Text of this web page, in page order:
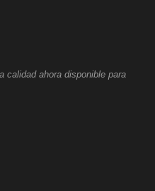
calidad ahora disponible para